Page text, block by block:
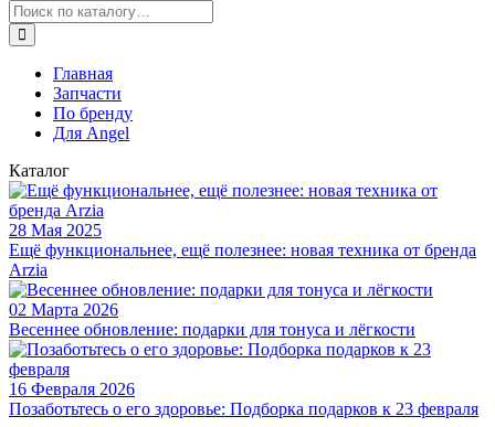
Главная
Запчасти
По бренду
Для Angel
Для Angel
Сетка с крупными отверстиями для соковыжималок Angel
Сетка от Angel разработана для смузи и густых плотных
Сетка изготовлена из 304 нержавеющей стали – одного из
Сетка с крупными отверстиями предназначена для отжима
Томатов;
Каталог
28 Мая 2025
Ещё функциональнее, ещё полезнее: новая техника от бренда
Arzia
02 Марта 2026
Весеннее обновление: подарки для тонуса и лёгкости
16 Февраля 2026
Позаботьтесь о его здоровье: Подборка подарков к 23 февраля